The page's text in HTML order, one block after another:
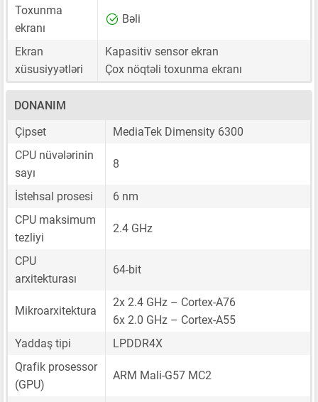
Toxunma
ekranı
Bəli
Ekran
xüsusiyyətləri
Kapasitiv sensor ekran
Çox nöqtəli toxunma ekranı
DONANIM
Çipset
MediaTek Dimensity 6300
CPU nüvələrinin
sayı
8
İstehsal prosesi
6 nm
CPU maksimum
tezliyi
2.4 GHz
CPU
arxitekturası
64-bit
Mikroarxitektura
2x 2.4 GHz – Cortex-A76
6x 2.0 GHz – Cortex-A55
Yaddaş tipi
LPDDR4X
Qrafik prosessor
(GPU)
ARM Mali-G57 MC2